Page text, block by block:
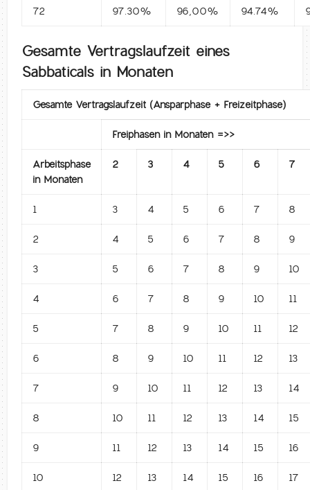
72 97.30% 96,00% 94.74%
Gesamte Vertragslaufzeit eines
Sabbaticals in Monaten
Gesamte Vertragslaufzeit (Ansparphase + Freizeitphase)
Freiphasen in Monaten =>>
Arbeitsphase
in Monaten
2 3 4 5 6 7
1 3 4 5 6 7 8
2 4 5 6 7 8 9
3 5 6 7 8 9 10
4 6 7 8 9 10 11
5 7 8 9 10 11 12
6 8 9 10 11 12 13
7 9 10 11 12 13 14
8 10 11 12 13 14 15
9 11 12 13 14 15 16
10 12 13 14 15 16 17